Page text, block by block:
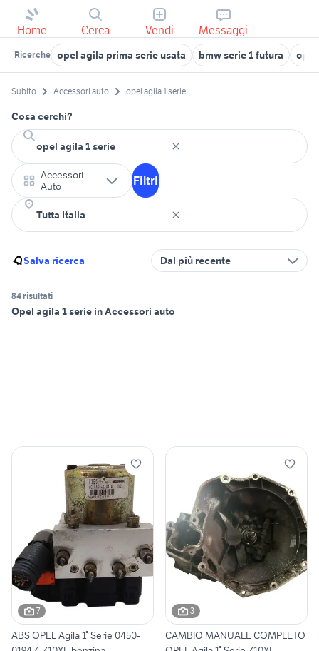
Home Cerca Vendi Messaggi
Ricerche opel agila prima serie usata bmw serie 1 futura opel
Subito Accessori auto opel agila 1 serie
Cosa cerchi?
Accessori
Auto
Filtri
Salva ricerca Dal più recente
84 risultati
Opel agila 1 serie in Accessori auto
7
ABS OPEL Agila 1° Serie 0450-
3
CAMBIO MANUALE COMPLETO